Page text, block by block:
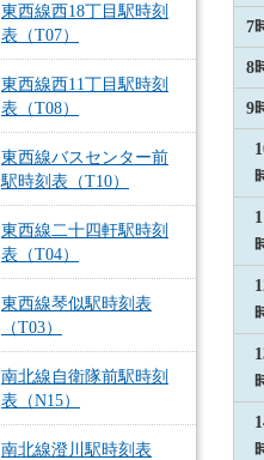
東西線西18丁目駅時刻
表（T07）
東西線西11丁目駅時刻
表（T08）
東西線バスセンター前
駅時刻表（T10）
東西線二十四軒駅時刻
表（T04）
東西線琴似駅時刻表
（T03）
南北線自衛隊前駅時刻
表（N15）
南北線澄川駅時刻表
7
8
9